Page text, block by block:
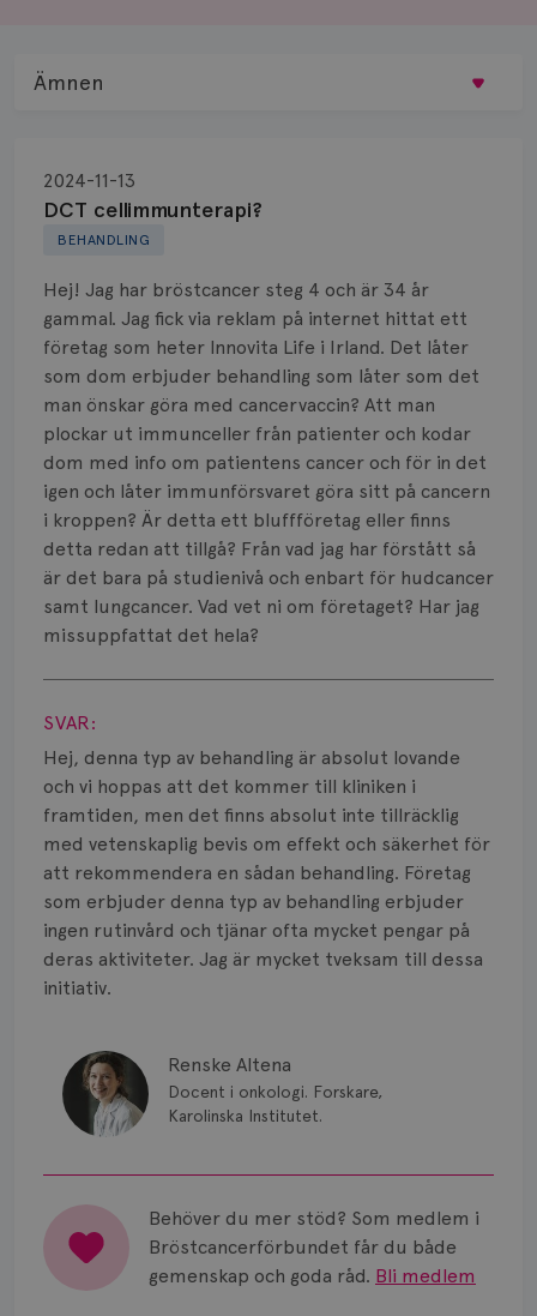
BEHANDLING
DCT cellimmunterapi?
2024-11-13
Hej! Jag har bröstcancer steg 4 och är 34 år
gammal. Jag fick via reklam på internet hittat ett
företag som heter Innovita Life i Irland. Det låter
som dom erbjuder behandling som låter som det
man önskar göra med cancervaccin? Att man
plockar ut immunceller från patienter och kodar
dom med info om patientens cancer och för in det
igen och låter immunförsvaret göra sitt på cancern
i kroppen? Är detta ett bluffföretag eller finns
detta redan att tillgå? Från vad jag har förstått så
är det bara på studienivå och enbart för hudcancer
samt lungcancer. Vad vet ni om företaget? Har jag
missuppfattat det hela?
Visa svar
SVAR:
Hej, denna typ av behandling är absolut lovande
och vi hoppas att det kommer till kliniken i
framtiden, men det finns absolut inte tillräcklig
med vetenskaplig bevis om effekt och säkerhet för
att rekommendera en sådan behandling. Företag
som erbjuder denna typ av behandling erbjuder
ingen rutinvård och tjänar ofta mycket pengar på
deras aktiviteter. Jag är mycket tveksam till dessa
initiativ.
Renske Altena
Docent i onkologi. Forskare,
Karolinska Institutet.
Behöver du mer stöd? Som medlem i
Bröstcancerförbundet får du både
gemenskap och goda råd. Bli medlem
Ämnen
Biopsi
Biverkningar
Bröstvårta
Knöl
Läkemedel
Typ av bröstcancer
Smärta
Prognos
Risker
Spridd bröstcancer
Strålning
Vätska